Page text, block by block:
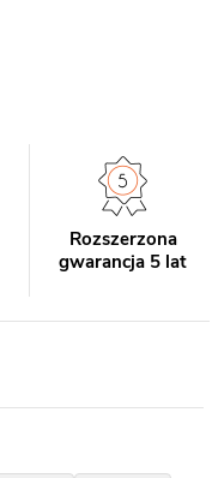
Rozszerzona
gwarancja 5 lat